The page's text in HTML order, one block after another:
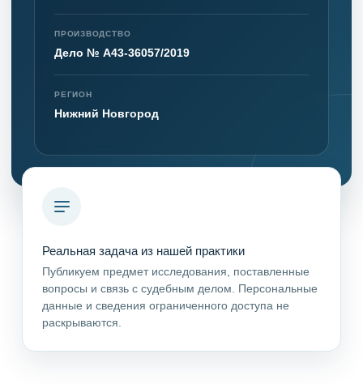
ПРОИЗВОДСТВО
Дело № А43-36057/2019
РЕГИОН
Нижний Новгород
Реальная задача из нашей практики
Публикуем предмет исследования, поставленные
вопросы и связь с судебным делом. Персональные
данные и сведения ограниченного доступа не
раскрываются.